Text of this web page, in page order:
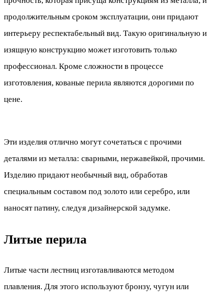
продолжительным сроком эксплуатации, они придают
интерьеру респектабельный вид. Такую оригинальную и
изящную конструкцию может изготовить только
профессионал. Кроме сложности в процессе
изготовления, кованые перила являются дорогими по
цене.
Эти изделия отлично могут сочетаться с прочими
деталями из металла: сварными, нержавейкой, прочими.
Изделию придают необычный вид, обработав
специальным составом под золото или серебро, или
наносят патину, следуя дизайнерской задумке.
Литые перила
Литые части лестниц изготавливаются методом
плавления. Для этого используют бронзу, чугун или